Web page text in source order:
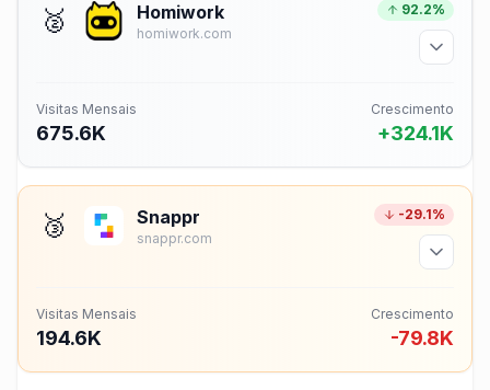
🥈 Homiwork
homiwork.com
92.2%
Visitas Mensais
675.6K
Crescimento
+324.1K
🥉 Snappr
snappr.com
-29.1%
Visitas Mensais
194.6K
Crescimento
-79.8K